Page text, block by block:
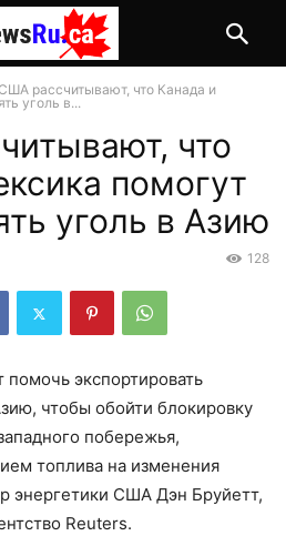
рассчитывают, что Канада и
уголь в...
что
помогут
уголь в Азию
128
экспортировать
чтобы обойти блокировку
побережья,
топлива на изменения
энергетики США Дэн Бруйетт,
Reuters.